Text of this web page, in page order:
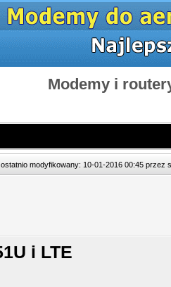
Modemy i
ostatnio modyfikowany: 10-01-2016 00:45 przez
i LTE